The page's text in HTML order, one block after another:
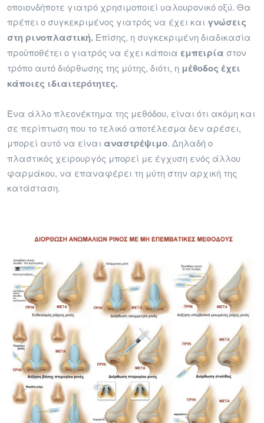
οποιονδήποτε γιατρό χρησιμοποιεί υαλουρονικό οξύ. Θα
πρέπει ο συγκεκριμένος γιατρός να έχει και γνώσεις
στη ρινοπλαστική. Επίσης, η συγκεκριμένη διαδικασία
προϋποθέτει ο γιατρός να έχει κάποια εμπειρία στον
τρόπο αυτό διόρθωσης της μύτης, διότι, η μέθοδος έχει
κάποιες ιδιαιτερότητες.
Ένα άλλο πλεονέκτημα της μεθόδου, είναι ότι ακόμη και
σε περίπτωση που το τελικό αποτέλεσμα δεν αρέσει,
μπορεί αυτό να είναι αναστρέψιμο. Δηλαδή ο
πλαστικός χειρουργός μπορεί με έγχυση ενός άλλου
φαρμάκου, να επαναφέρει τη μύτη στην αρχική της
κατάσταση.